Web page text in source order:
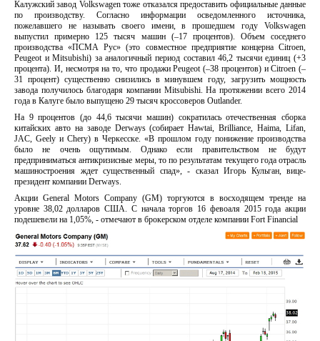
Калужский завод Volkswagen тоже отказался предоставить официальные данные
по производству. Согласно информации осведомленного источника,
пожелавшего не называть своего имени, в прошедшем году Volkswagen
выпустил примерно 125 тысяч машин (–17 процентов). Объем соседнего
производства «ПСМА Рус» (это совместное предприятие концерна Citroen,
Peugeot и Mitsubishi) за аналогичный период составил 46,2 тысячи единиц (+3
процента). И, несмотря на то, что продажи Peugeot (–38 процентов) и Citroen (–
31 процент) существенно снизились в минувшем году, загрузить мощность
завода получилось благодаря компании Mitsubishi. На протяжении всего 2014
года в Калуге было выпущено 29 тысяч кроссоверов Outlander.
На 9 процентов (до 44,6 тысячи машин) сократилась отечественная сборка
китайских авто на заводе Derways (собирает Hawtai, Brilliance, Haima, Lifan,
JAC, Geely и Chery) в Черкесске. «В прошлом году понижение производства
было не очень ощутимым. Однако если правительством не будут
предприниматься антикризисные меры, то по результатам текущего года отрасль
машиностроения ждет существенный спад», - сказал Игорь Кульган, вице-
президент компании Derways.
Акции General Motors Company (GM) торгуются в восходящем тренде на
уровне 38,02 долларов США. С начала торгов 16 февоаля 2015 года акции
подешевели на 1,05%, - отмечают в брокерском отделе компании Fort Financial